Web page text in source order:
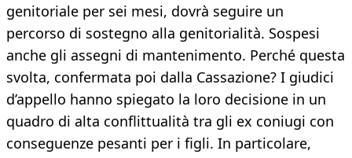
genitoriale per sei mesi, dovrà seguire un
percorso di sostegno alla genitorialità. Sospesi
anche gli assegni di mantenimento. Perché questa
svolta, confermata poi dalla Cassazione? I giudici
d’appello hanno spiegato la loro decisione in un
quadro di alta conflittualità tra gli ex coniugi con
conseguenze pesanti per i figli. In particolare,